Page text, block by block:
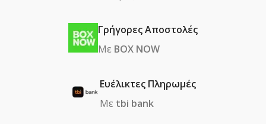
Γρήγορες Αποστολές
Με BOX NOW
Ευέλικτες Πληρωμές
Με tbi bank